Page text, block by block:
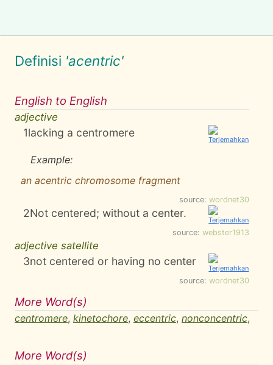
Definisi 'acentric'
English to English
adjective
1lacking a centromere
Example:
an acentric chromosome fragment
source: wordnet30
2Not centered; without a center.
source: webster1913
adjective satellite
3not centered or having no center
source: wordnet30
More Word(s)
centromere, kinetochore, eccentric, nonconcentric,
More Word(s)